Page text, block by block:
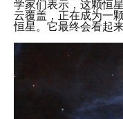
学家们表示，这颗恒
云覆盖，正在成为一
恒星。它最终会看起